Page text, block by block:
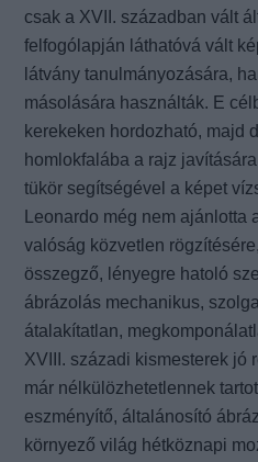
csak a XVII. században vált
felfogólapján láthatóvá vált
látvány tanulmányozására,
másolására használták. E
kerekeken hordozható, majd
homlokfalába a rajz
tükör segítségével a képet
Leonardo még nem ajánlotta
valóság közvetlen
összegző, lényegre hatoló
ábrázolás mechanikus,
átalakítatlan,
XVIII. századi kismesterek jó
már nélkülözhetetlennek
eszményítő, általánosító
környező világ hétköznapi